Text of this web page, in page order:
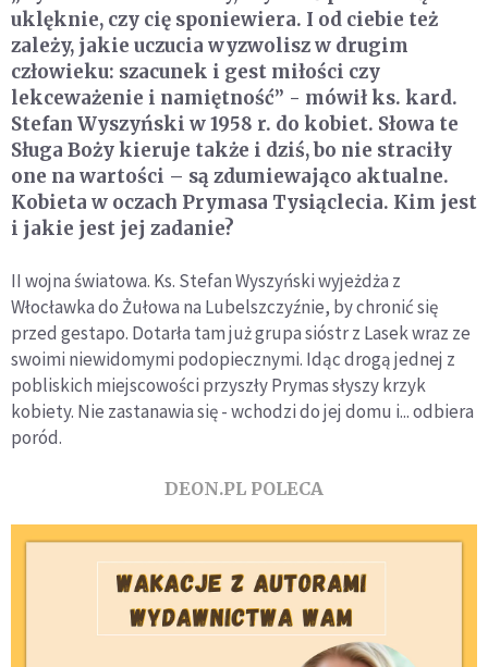
uklęknie, czy cię sponiewiera. I od ciebie też
zależy, jakie uczucia wyzwolisz w drugim
człowieku: szacunek i gest miłości czy
lekceważenie i namiętność” - mówił ks. kard.
Stefan Wyszyński w 1958 r. do kobiet. Słowa te
Sługa Boży kieruje także i dziś, bo nie straciły
one na wartości – są zdumiewająco aktualne.
Kobieta w oczach Prymasa Tysiąclecia. Kim jest
i jakie jest jej zadanie?
II wojna światowa. Ks. Stefan Wyszyński wyjeżdża z
Włocławka do Żułowa na Lubelszczyźnie, by chronić się
przed gestapo. Dotarła tam już grupa sióstr z Lasek wraz ze
swoimi niewidomymi podopiecznymi. Idąc drogą jednej z
pobliskich miejscowości przyszły Prymas słyszy krzyk
kobiety. Nie zastanawia się - wchodzi do jej domu i... odbiera
poród.
DEON.PL POLECA